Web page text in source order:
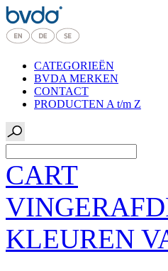
CATEGORIEËN
BVDA MERKEN
CONTACT
PRODUCTEN A t/m Z
CART
KLEUREN